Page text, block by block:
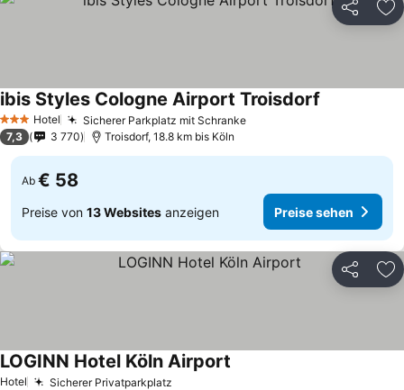
Teilen
3 SterneHotel Sicherer Parkplatz mit SchrankePreise sehen
ibis Styles Cologne Airport Troisdorf
7,3 3 770 Troisdorf, 18.8 km bis Köln
Ab € 58
Preise von 13 Websites anzeigen Preise sehen
Teilen
Hotel Sicherer Privatparkplatz
LOGINN Hotel Köln Airport